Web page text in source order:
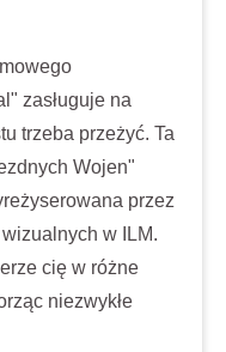
zasługuje na
trzeba przeżyć. Ta
Wojen"
przez
w ILM.
cię w różne
niezwykłe